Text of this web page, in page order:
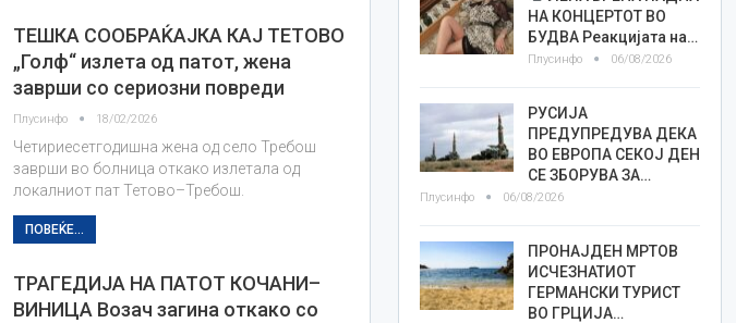
ТЕШКА СООБРАЌАЈКА КАЈ ТЕТОВО
„Голф“ излета од патот, жена
заврши со сериозни повреди
Плусинфо 18/02/2026
Четириесетгодишна жена од село Требош
заврши во болница откако излетала од
локалниот пат Тетово–Требош.
ПОВЕЌЕ...
ТРАГЕДИЈА НА ПАТОТ КОЧАНИ–
ВИНИЦА Возач загина откако со
НА КОНЦЕРТОТ ВО
БУДВА Реакцијата на…
Плусинфо 06/08/2026
РУСИЈА
ПРЕДУПРЕДУВА ДЕКА
ВО ЕВРОПА СЕКОЈ ДЕН
СЕ ЗБОРУВА ЗА…
Плусинфо 06/08/2026
ПРОНАЈДЕН МРТОВ
ИСЧЕЗНАТИОТ
ГЕРМАНСКИ ТУРИСТ
ВО ГРЦИЈА…